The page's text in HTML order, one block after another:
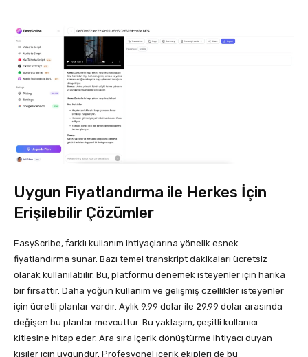
Uygun Fiyatlandırma ile Herkes İçin
Erişilebilir Çözümler
EasyScribe, farklı kullanım ihtiyaçlarına yönelik esnek
fiyatlandırma sunar. Bazı temel transkript dakikaları ücretsiz
olarak kullanılabilir. Bu, platformu denemek isteyenler için harika
bir fırsattır. Daha yoğun kullanım ve gelişmiş özellikler isteyenler
için ücretli planlar vardır. Aylık 9.99 dolar ile 29.99 dolar arasında
değişen bu planlar mevcuttur. Bu yaklaşım, çeşitli kullanıcı
kitlesine hitap eder. Ara sıra içerik dönüştürme ihtiyacı duyan
kişiler için uygundur. Profesyonel içerik ekipleri de bu